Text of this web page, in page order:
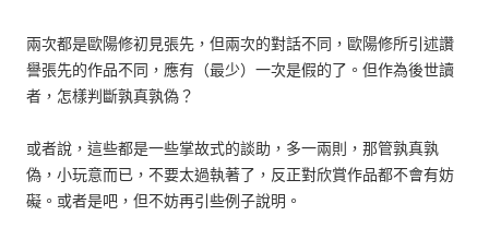
兩次都是歐陽修初見張先，但兩次的對話不同，歐陽修所引述讚
譽張先的作品不同，應有（最少）一次是假的了。但作為後世讀
者，怎樣判斷孰真孰偽？
或者說，這些都是一些掌故式的談助，多一兩則，那管孰真孰
偽，小玩意而已，不要太過執著了，反正對欣賞作品都不會有妨
礙。或者是吧，但不妨再引些例子說明。